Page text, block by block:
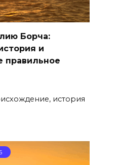
Борча:
и
правильное
история